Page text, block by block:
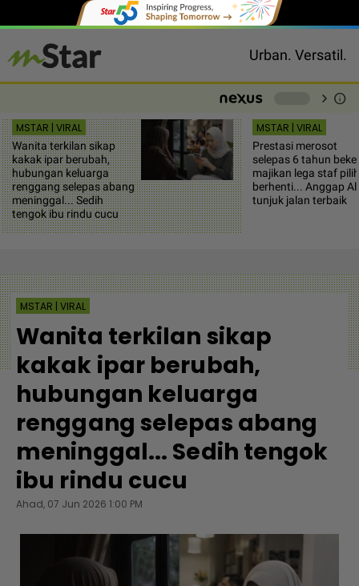
Urban. Versatil.
chevron_right info
MSTAR | VIRAL
Wanita terkilan sikap
kakak ipar berubah,
hubungan keluarga
renggang selepas abang
meninggal... Sedih
tengok ibu rindu cucu
MSTAR | VIRAL
Prestasi merosot
selepas 6 tahun
majikan lega staf pilih
berhenti... Anggap
tunjuk jalan terbaik
MSTAR | VIRAL
Wanita terkilan sikap
kakak ipar berubah,
hubungan keluarga
renggang selepas abang
meninggal... Sedih tengok
ibu rindu cucu
Ahad, 07 Jun 2026 1:00 PM